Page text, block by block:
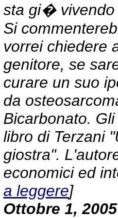
sta gi� vivendo
Si
vorrei chiedere
genitore, se
curare un suo
da
Bicarbonato.
libro di Terzani
giostra".
economici ed
a leggere]
Ottobre 1, 2005